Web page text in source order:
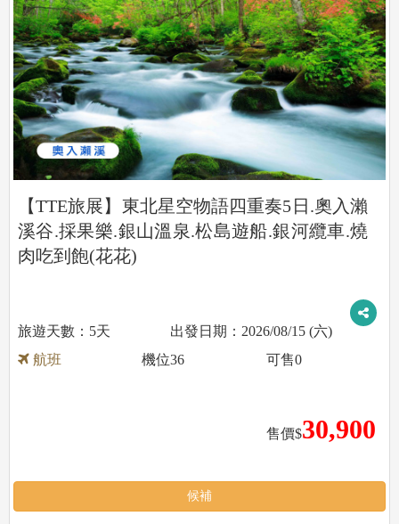
【TTE旅展】東北星空物語四重奏5日.奧入瀨
溪谷.採果樂.銀山溫泉.松島遊船.銀河纜車.燒
肉吃到飽(花花)
5天
2026/08/15 (六)
航班
售價$30,900
機位36 可售0
候補